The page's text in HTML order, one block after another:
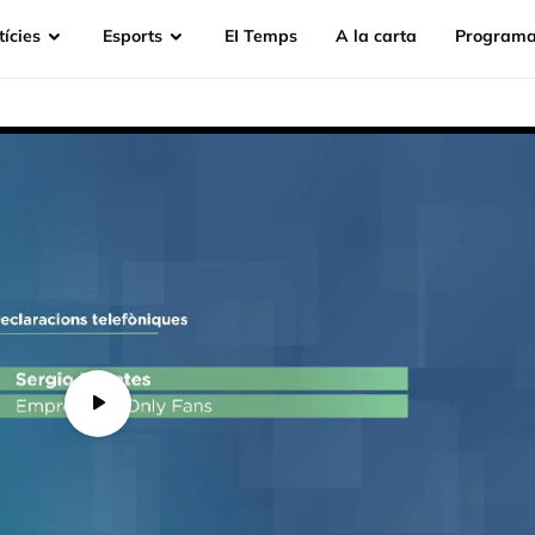
Esports EI Temps A la carta